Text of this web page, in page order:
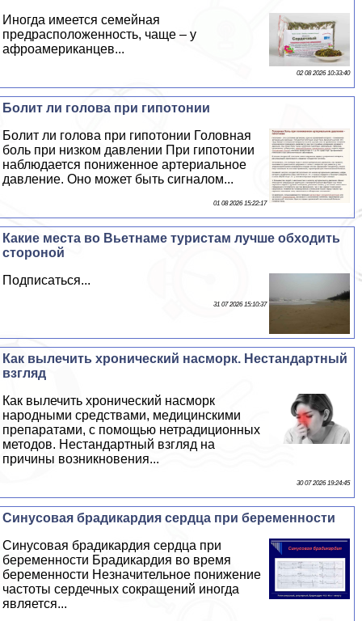
Иногда имеется семейная
предрасположенность, чаще – у
афроамериканцев...
02 08 2026 10:33:40
Болит ли голова при гипотонии
Болит ли голова при гипотонии Головная
боль при низком давлении При гипотонии
наблюдается пониженное артериальное
давление. Оно может быть сигналом...
01 08 2026 15:22:17
Какие места во Вьетнаме туристам лучше обходить
стороной
Подписаться...
31 07 2026 15:10:37
Как вылечить хронический насморк. Нестандартный
взгляд
Как вылечить хронический насморк
народными средствами, медицинскими
препаратами, с помощью нетрадиционных
методов. Нестандартный взгляд на
причины возникновения...
30 07 2026 19:24:45
Синусовая брадикардия сердца при беременности
Синусовая брадикардия сердца при
беременности Брадикардия во время
беременности Незначительное понижение
частоты сердечных сокращений иногда
является...